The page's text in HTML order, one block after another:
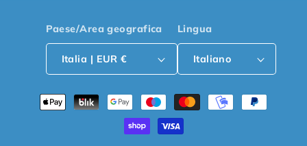
Paese/Area geografica
Italia | EUR €
Lingua
Italiano
Metodi